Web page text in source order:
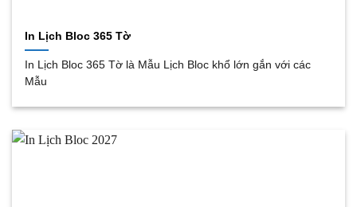
In Lịch Bloc 365 Tờ
In Lịch Bloc 365 Tờ là Mẫu Lịch Bloc khổ lớn gắn với các
Mẫu